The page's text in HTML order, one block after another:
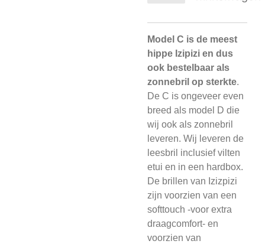
Model C is de meest
hippe Izipizi en dus
ook bestelbaar als
zonnebril op sterkte.
De C is ongeveer even
breed als model D die
wij ook als zonnebril
leveren. Wij leveren de
leesbril inclusief vilten
etui en in een hardbox.
De brillen van Izizpizi
zijn voorzien van een
softtouch -voor extra
draagcomfort- en
voorzien van